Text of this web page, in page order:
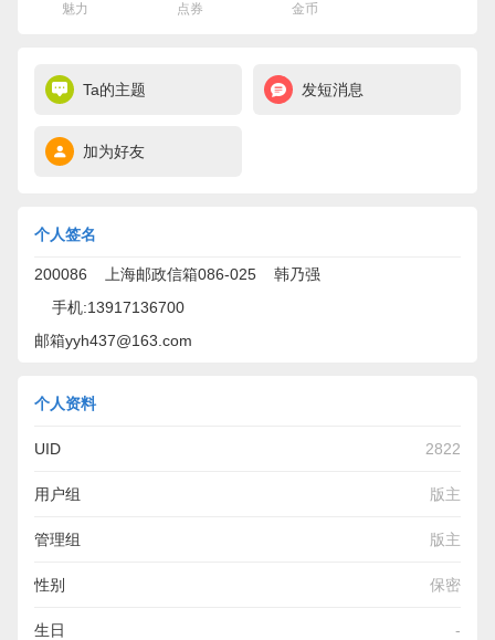
魅力 点券 金币
Ta的主题 发短消息
加为好友
个人签名
200086 上海邮政信箱086-025 韩乃强
手机:13917136700
邮箱yyh437@163.com
个人资料
UID 2822
用户组 版主
管理组 版主
性别 保密
生日 -